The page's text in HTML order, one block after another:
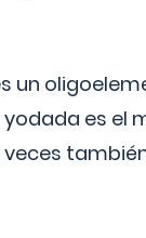
un
es